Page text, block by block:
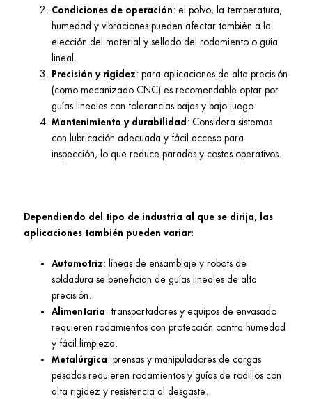
Condiciones de operación : el polvo, la temperatura,
humedad y vibraciones pueden afectar también a la
elección del material y sellado del rodamiento o guía
lineal.
Precisión y rigidez : para aplicaciones de alta precisión
(como mecanizado CNC) es recomendable optar por
guías lineales con tolerancias bajas y bajo juego.
Mantenimiento y durabilidad : Considera sistemas
con lubricación adecuada y fácil acceso para
inspección, lo que reduce paradas y costes operativos.
Dependiendo del tipo de industria al que se dirija, las
aplicaciones también pueden variar:
Automotriz : líneas de ensamblaje y robots de
soldadura se benefician de guías lineales de alta
precisión.
Alimentaria : transportadores y equipos de envasado
requieren rodamientos con protección contra humedad
y fácil limpieza.
Metalúrgica : prensas y manipuladores de cargas
pesadas requieren rodamientos y guías de rodillos con
alta rigidez y resistencia al desgaste.